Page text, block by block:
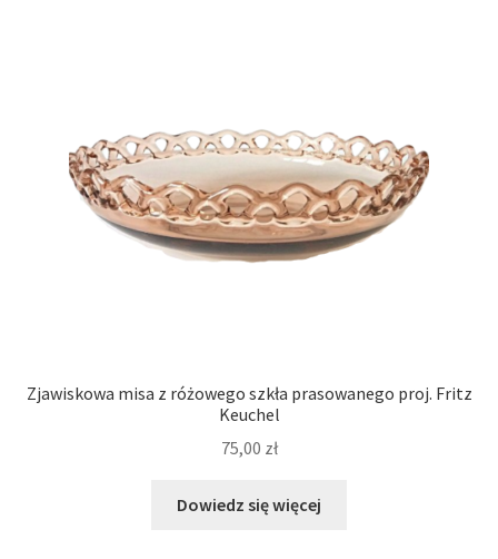
Zjawiskowa misa z różowego szkła prasowanego proj. Fritz
Keuchel
75,00 zł
Dowiedz się więcej